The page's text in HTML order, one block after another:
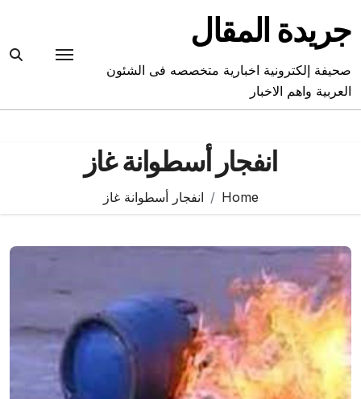
content
جريدة المقال
صحيفة إلكترونية اخبارية متخصصه فى الشئون
العربية واهم الاخبار
انفجار أسطوانة غاز
Home انفجار أسطوانة غاز